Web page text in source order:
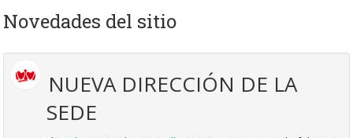
Novedades del sitio
NUEVA DIRECCIÓN DE LA
SEDE